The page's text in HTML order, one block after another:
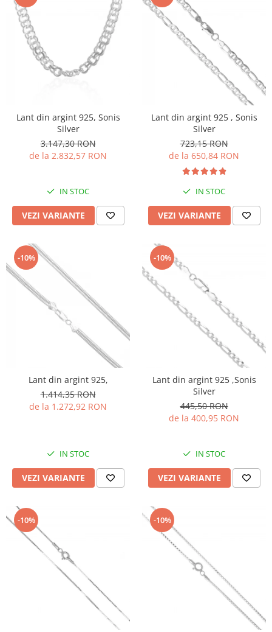
Lant din argint 925, Sonis
Silver
3.147,30 RON
de la 2.832,57 RON
IN STOC
VEZI VARIANTE
Lant din argint 925 , Sonis
Silver
723,15 RON
de la 650,84 RON
IN STOC
VEZI VARIANTE
-10%
Lant din argint 925,
1.414,35 RON
de la 1.272,92 RON
IN STOC
VEZI VARIANTE
-10%
Lant din argint 925 ,Sonis
Silver
445,50 RON
de la 400,95 RON
IN STOC
VEZI VARIANTE
-10% -10%